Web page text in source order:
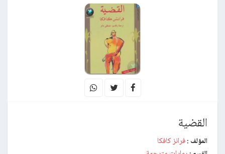
القضية
المؤلف : فرانز كافكا